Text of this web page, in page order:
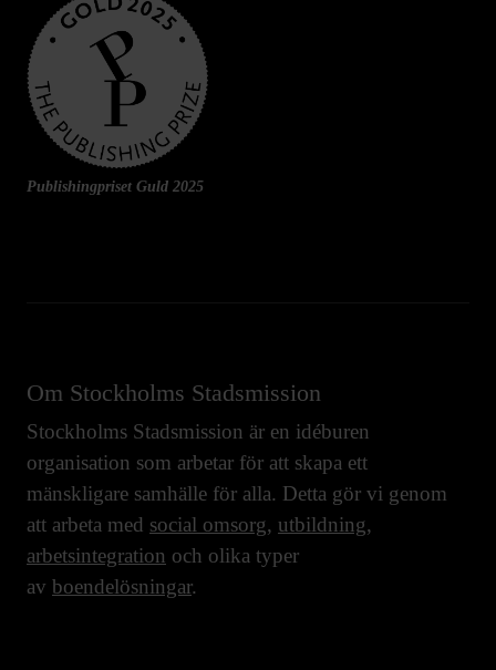
Publishingpriset Guld 2025
Om Stockholms Stadsmission
Stockholms Stadsmission är en idéburen
organisation som arbetar för att skapa ett
mänskligare samhälle för alla. Detta gör vi genom
att arbeta med social omsorg, utbildning,
arbetsintegration och olika typer
av boendelösningar.